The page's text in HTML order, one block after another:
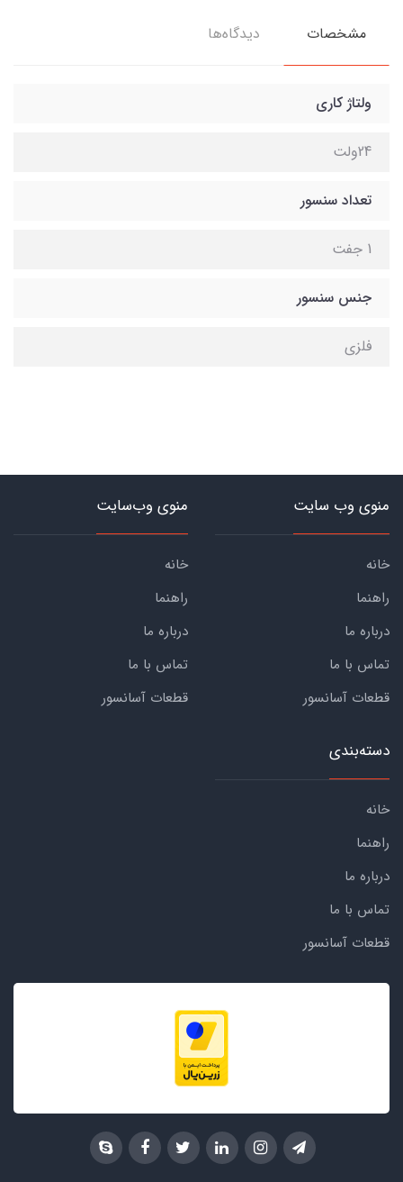
مشخصات دیدگاه‌ها
ولتاژ کاری
24ولت
تعداد سنسور
1 جفت
جنس سنسور
فلزی
منوی وب سایت
خانه
راهنما
درباره ما
تماس با ما
قطعات آسانسور
منوی وب‌سایت
خانه
راهنما
درباره ما
تماس با ما
قطعات آسانسور
دسته‌بندی
خانه
راهنما
درباره ما
تماس با ما
قطعات آسانسور